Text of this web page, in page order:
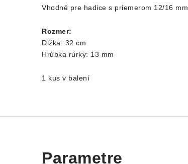
Vhodné pre hadice s priemerom 12/16 mm
Rozmer:
Dlžka: 32 cm
Hrúbka rúrky: 13 mm
1 kus v balení